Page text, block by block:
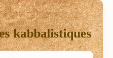
kabbalistiques